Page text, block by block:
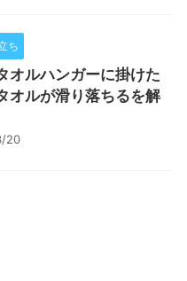
ち
オルハンガーに掛けた
オルが滑り落ちるを解
20